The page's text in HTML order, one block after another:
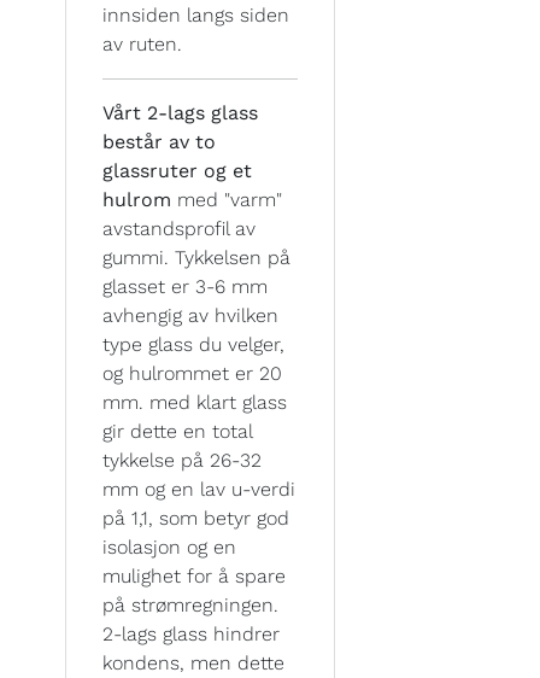
innsiden langs siden
av ruten.
Vårt 2-lags glass
består av to
glassruter og et
hulrom med "varm"
avstandsprofil av
gummi. Tykkelsen på
glasset er 3-6 mm
avhengig av hvilken
type glass du velger,
og hulrommet er 20
mm. med klart glass
gir dette en total
tykkelse på 26-32
mm og en lav u-verdi
på 1,1, som betyr god
isolasjon og en
mulighet for å spare
på strømregningen.
2-lags glass hindrer
kondens, men dette